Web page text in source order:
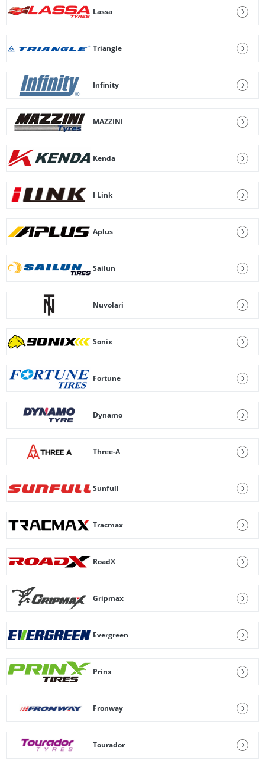
Lassa
Triangle
Infinity
MAZZINI
Kenda
I Link
Aplus
Sailun
Nuvolari
Sonix
Fortune
Dynamo
Three-A
Sunfull
Tracmax
RoadX
Gripmax
Evergreen
Prinx
Fronway
Tourador